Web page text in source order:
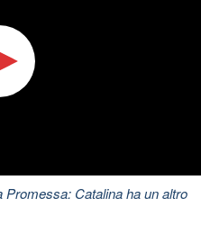
Promessa: Catalina ha un altro